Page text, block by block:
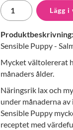
Lägg
Produktbeskrivning:
Sensible Puppy -
Mycket vältolererat
månaders ålder.
Näringsrik lax och
under månaderna
Sensible Puppy
receptet med